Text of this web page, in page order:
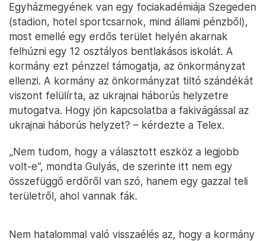
Egyházmegyének van egy fociakadémiája Szegeden
(stadion, hotel sportcsarnok, mind állami pénzből),
most emellé egy erdős terület helyén akarnak
felhúzni egy 12 osztályos bentlakásos iskolát. A
kormány ezt pénzzel támogatja, az önkormányzat
ellenzi. A kormány az önkormányzat tiltó szándékát
viszont felülírta, az ukrajnai háborús helyzetre
mutogatva. Hogy jön kapcsolatba a fakivágással az
ukrajnai háborús helyzet? – kérdezte a Telex.
„Nem tudom, hogy a választott eszköz a legjobb
volt-e”, mondta Gulyás, de szerinte itt nem egy
összefüggő erdőről van szó, hanem egy gazzal teli
területről, ahol vannak fák.
Nem hatalommal való visszaélés az, hogy a kormány